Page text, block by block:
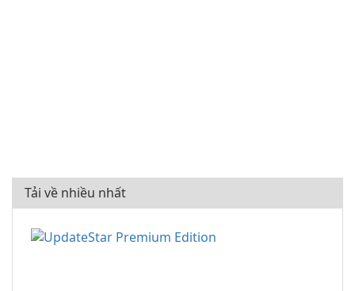
Tải về nhiều nhất